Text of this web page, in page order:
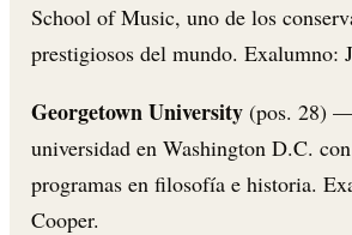
School of Music, uno de los
prestigiosos del mundo. Exalumno:
Georgetown University (pos. 28)
universidad en Washington D.C.
programas en filosofía e historia.
Cooper.